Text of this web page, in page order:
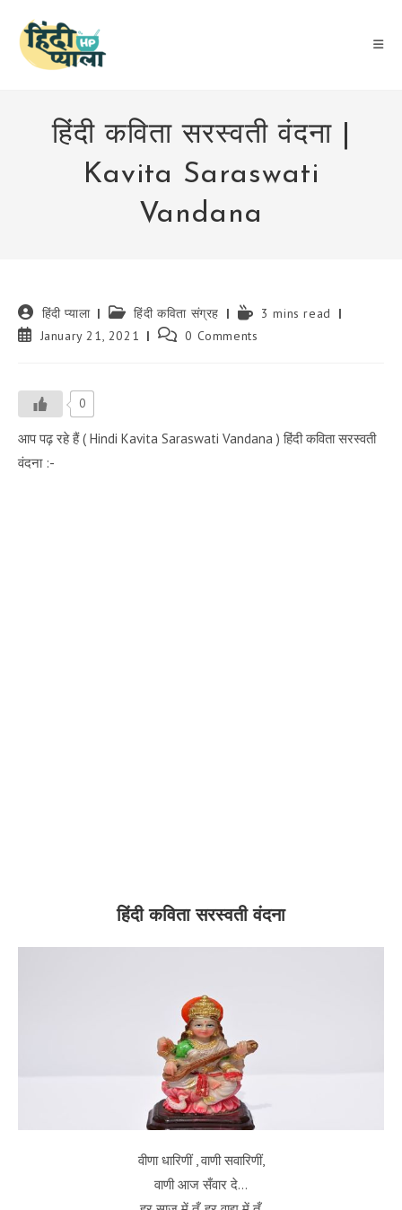
content
हिंदी कविता सरस्वती वंदना |
Kavita Saraswati
Vandana
Post
author:
हिंदी प्याला
Post
category:
हिंदी कविता संग्रह
Reading
time:
3 mins read
PostJanuary 21, 2021
Post 0 Comments
0
आप पढ़ रहे हैं ( Hindi Kavita Saraswati Vandana ) हिंदी कविता सरस्वती
वंदना :-
हिंदी कविता सरस्वती वंदना
वीणा धारिणीं , वाणी सवारिणीं,
वाणी आज सँवार दे…